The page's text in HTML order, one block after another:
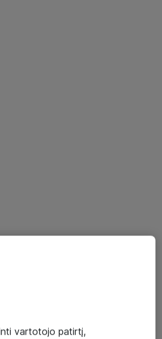
vartotojo patirtį,